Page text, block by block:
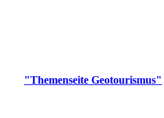
"Themenseite Geotourismus"